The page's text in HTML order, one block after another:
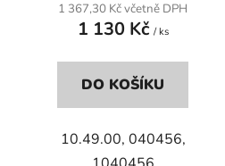
1 367,30 Kč včetně DPH
1 130 Kč / ks
DO KOŠÍKU
10.49.00, 040456,